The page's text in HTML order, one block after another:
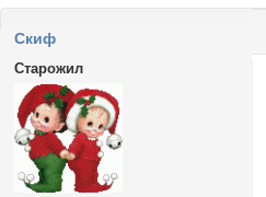
Cкиф
Старожил